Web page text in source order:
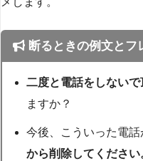
断るときの例文とフ
二度と電話をしない
ますか？
今後、こういった電
から削除してください